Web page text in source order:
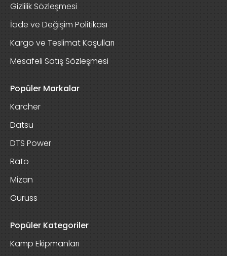
Gizlilik Sözleşmesi
İade ve Değişim Politikası
Kargo ve Teslimat Koşulları
Mesafeli Satış Sözleşmesi
Popüler Markalar
Karcher
Datsu
DTS Power
Rato
Mizan
Guruss
Popüler Kategoriler
Kamp Ekipmanları